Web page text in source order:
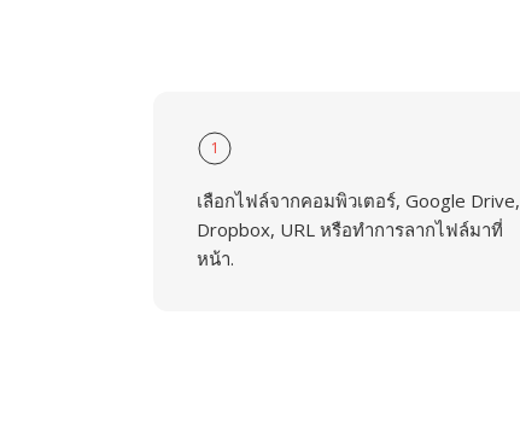
1
เลือกไฟล์จากคอมพิวเตอร์, Google Drive,
Dropbox, URL หรือทำการลากไฟล์มาที่
หน้า.